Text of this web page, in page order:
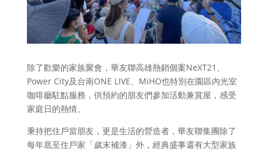
除了歡樂的家族聚會，華友聯高雄熱銷個案NeXT21、
Power City及台南ONE LIVE、MiHO也特別在園區內光室
咖啡廳駐點服務，供預約的朋友們參加活動兼賞屋，感受
家庭日的熱情。
秉持把住戶當朋友，更是生活的營造者，華友聯集團除了
每年底至住戶家「歲末補漆」外，經典盛事還有大型家族